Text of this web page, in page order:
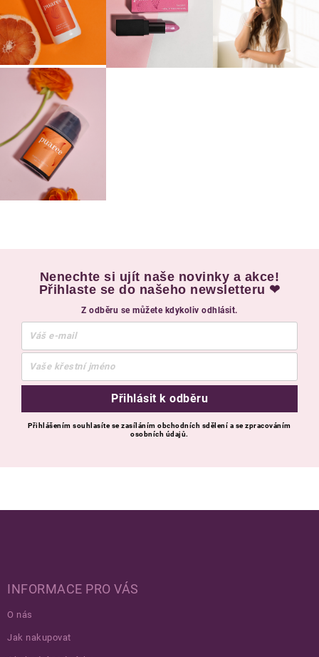
Nenechte si ujít naše novinky a akce!
Přihlaste se do našeho newsletteru ❤
Z odběru se můžete kdykoliv odhlásit.
Přihlásit k odběru
Přihlášením souhlasíte se zasíláním obchodních sdělení a se zpracováním
osobních údajů.
INFORMACE PRO VÁS
O nás
Jak nakupovat